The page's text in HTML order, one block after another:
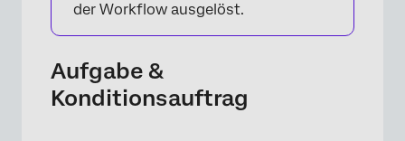
der Workflow ausgelöst.
Aufgabe &
Konditionsauftrag